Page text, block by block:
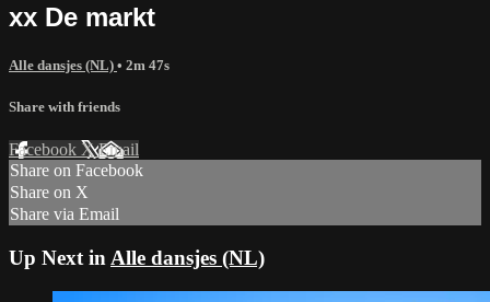
xx De markt
Alle dansjes (NL) • 2m 47s
Share with friends
Facebook XEmail
Share on Facebook
Share on X
Share via Email
Up Next in Alle dansjes (NL)